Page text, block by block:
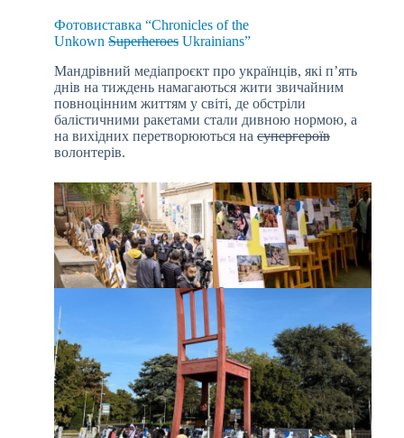
Фотовиставка “Chronicles of the
Unkown Superheroes Ukrainians”
Мандрівний медіапроєкт про українців, які п’ять
днів на тиждень намагаються жити звичайним
повноцінним життям у світі, де обстріли
балістичними ракетами стали дивною нормою, а
на вихідних перетворюються на супергероїв
волонтерів.